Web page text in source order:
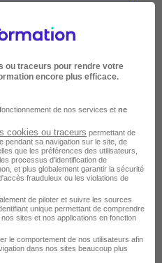
ou traceurs pour rendre votre
encore plus efficace.
de nos services et ne
cookies ou traceurs permettant de
pendant sa navigation sur le site, de
que les préférences des utilisateurs,
processus d'identification de
et plus globalement garantir la sécurité
frauduleux ou les violations de
de piloter et suivre les sources
unique permettant de comprendre
sites et nos applications en fonction
le comportement de nos utilisateurs afin
dans nos sites beaucoup plus